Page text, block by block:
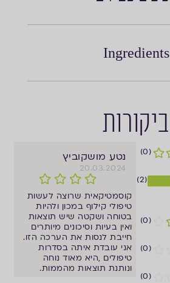
Ingredients
ביקורות
(0)
(2)
(0)
(0)
(0)
נטע מושקוביץ
20.03.2024
קוסמטיקאית שרוצה לעשות
טיפולי קילוף במכון ולהיות
בטוחה ושקטה שיש תוצאות
ואין בעיות וסיכונים מיותרים
חייבת לנסות את הערכה הזו.
אני עובדת איתה בסדרות
טיפולים ,היא מאוד נוחה
ונותנת תוצאות מהממות.